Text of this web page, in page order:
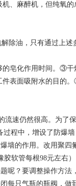
、麻醉机，但纯氧
油，只有通过上述
皂化作用时间。③
表面吸附水的目的
速仍然很高。为了
程中，增设了防爆
墙的作用。改用聚
软管每根98元左右
呢？要调整操作方
每只气瓶的瓶阀，